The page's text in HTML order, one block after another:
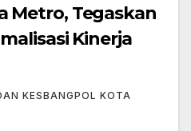
Metro, Tegaskan
Kinerja
KESBANGPOL KOTA